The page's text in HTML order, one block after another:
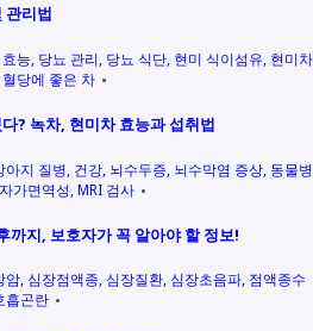
관리법
능 당뇨 관리 당뇨 식단 현미 식이섬유 현미차
혈당에 좋은 차
? 녹차, 현미차 효능과 섭취법
아지 질병 건강 뇌수두증 뇌수막염 증상 동물병
자가면역성 MRI 검사
까지, 보호자가 꼭 알아야 할 정보!
암 심장점액종 심장질환 심장초음파 점액종수
흡곤란